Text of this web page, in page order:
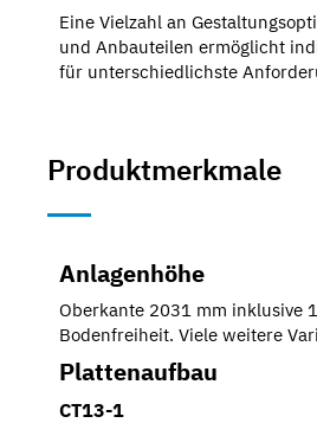
Eine Vielzahl an
und Anbauteilen ermöglicht
für unterschiedlichste
Produktmerkmale
Anlagenhöhe
Oberkante 2031 mm inklusive
Bodenfreiheit. Viele weitere
Plattenaufbau
CT13-1